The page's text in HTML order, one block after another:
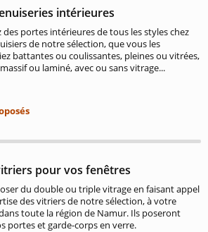
intérieures
des portes intérieures de tous les styles chez
de notre sélection, que vous les
battantes ou coulissantes, pleines ou vitrées,
ou laminé, avec ou sans vitrage...
pour vos fenêtres
du double ou triple vitrage en faisant appel
des vitriers de notre sélection, à votre
toute la région de Namur. Ils poseront
portes et garde-corps en verre.